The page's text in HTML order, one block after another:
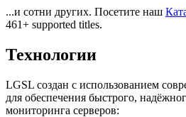
...и сотни других. Посетите наш
461+ supported titles.
Технологии
LGSL создан с использованием
для обеспечения быстрого,
мониторинга серверов: